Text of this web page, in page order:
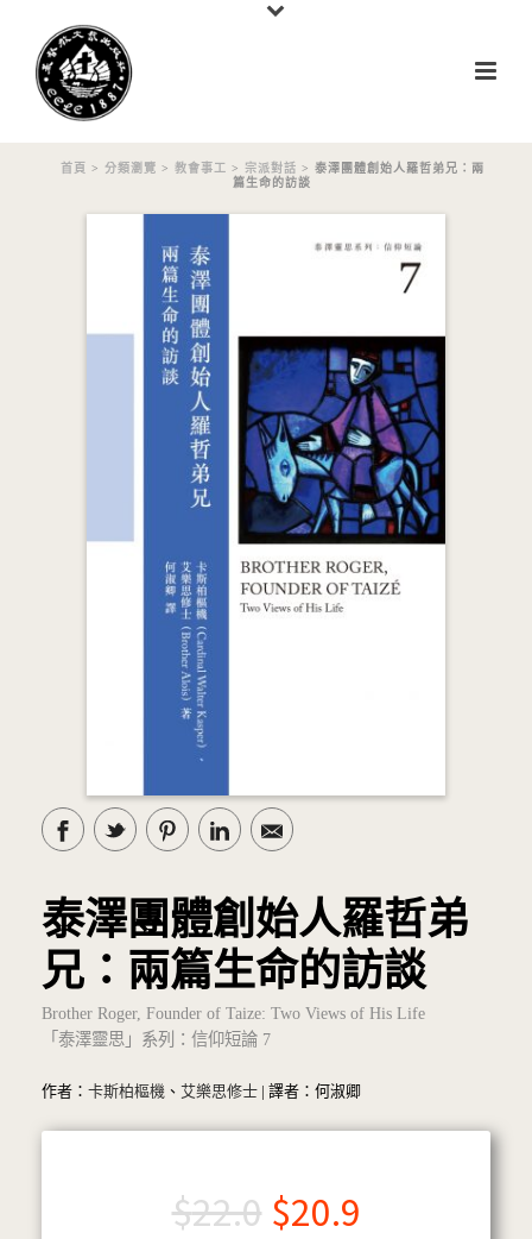
首頁 > 分類瀏覽 > 教會事工 > 宗派對話 > 泰澤團體創始人羅哲弟兄：兩
篇生命的訪談
泰澤團體創始人羅哲弟
兄：兩篇生命的訪談
Brother Roger, Founder of Taize: Two Views of His Life
「泰澤靈思」系列：信仰短論 7
作者： 卡斯柏樞機 、 艾樂思修士 | 譯者：何淑卿
$22.0 $20.9